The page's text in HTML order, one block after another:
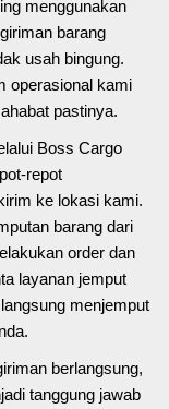
menggunakan
barang
usah bingung.
operasional kami
pastinya.
Boss Cargo
repot
ke lokasi kami.
barang dari
order dan
layanan jemput
menjemput
berlangsung,
tanggung jawab